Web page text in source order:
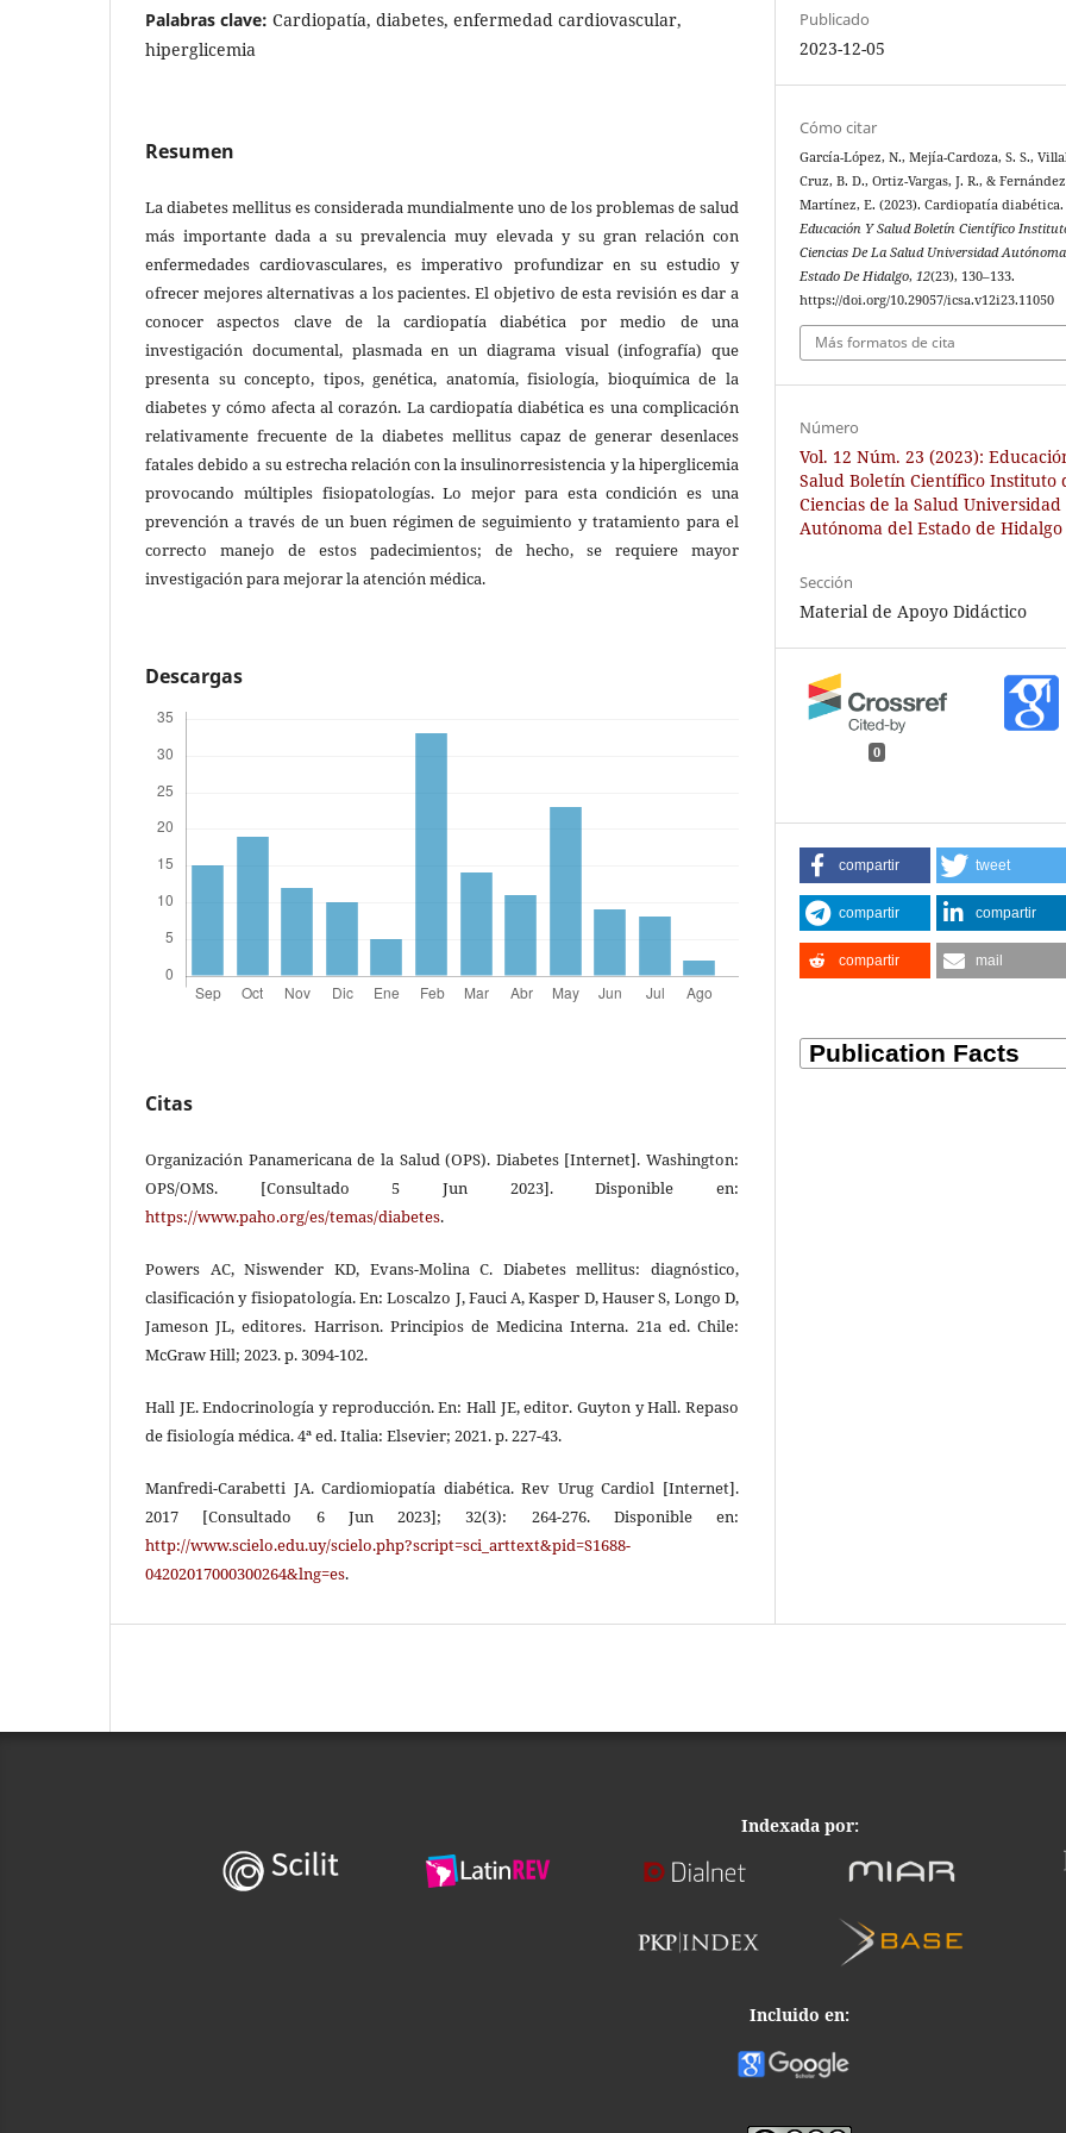
Palabras clave: Cardiopatía, diabetes, enfermedad cardiovascular,
hiperglicemia
Resumen
La diabetes mellitus es considerada mundialmente uno de los problemas de salud
más importante dada a su prevalencia muy elevada y su gran relación con
enfermedades cardiovasculares, es imperativo profundizar en su estudio y
ofrecer mejores alternativas a los pacientes. El objetivo de esta revisión es dar a
conocer aspectos clave de la cardiopatía diabética por medio de una
investigación documental, plasmada en un diagrama visual (infografía) que
presenta su concepto, tipos, genética, anatomía, fisiología, bioquímica de la
diabetes y cómo afecta al corazón. La cardiopatía diabética es una complicación
relativamente frecuente de la diabetes mellitus capaz de generar desenlaces
fatales debido a su estrecha relación con la insulinorresistencia y la hiperglicemia
provocando múltiples fisiopatologías. Lo mejor para esta condición es una
prevención a través de un buen régimen de seguimiento y tratamiento para el
correcto manejo de estos padecimientos; de hecho, se requiere mayor
investigación para mejorar la atención médica.
Descargas
Citas
Organización Panamericana de la Salud (OPS). Diabetes [Internet]. Washington:
OPS/OMS. [Consultado 5 Jun 2023]. Disponible en:
https://www.paho.org/es/temas/diabetes.
Powers AC, Niswender KD, Evans-Molina C. Diabetes mellitus: diagnóstico,
clasificación y fisiopatología. En: Loscalzo J, Fauci A, Kasper D, Hauser S, Longo D,
Jameson JL, editores. Harrison. Principios de Medicina Interna. 21a ed. Chile:
McGraw Hill; 2023. p. 3094-102.
Hall JE. Endocrinología y reproducción. En: Hall JE, editor. Guyton y Hall. Repaso
de fisiología médica. 4ª ed. Italia: Elsevier; 2021. p. 227-43.
Manfredi-Carabetti JA. Cardiomiopatía diabética. Rev Urug Cardiol [Internet].
2017 [Consultado 6 Jun 2023]; 32(3): 264-276. Disponible en:
http://www.scielo.edu.uy/scielo.php?script=sci_arttext&pid=S1688-
04202017000300264&lng=es.
Publicado
2023-12-05
Cómo citar
García-López, N., Mejía-Cardoza, S. S.,
Cruz, B. D., Ortiz-Vargas, J. R., &
Martínez, E. (2023). Cardiopatía diabética.
Educación Y Salud Boletín Científico
Ciencias De La Salud Universidad
Estado De Hidalgo,12(23), 130–133.
https://doi.org/10.29057/icsa.v12i23.11050
Más formatos de cita
Número
Vol. 12 Núm. 23 (2023):
Salud Boletín Científico Instituto
Ciencias de la Salud Universidad
Autónoma del Estado de Hidalgo
Sección
Material de Apoyo Didáctico
0
compartir tweet
compartir compartir
compartir mail
Indexada por:
Incluido en: